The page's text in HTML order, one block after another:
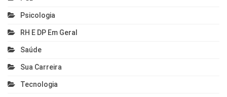
Psicologia
RH E DP Em Geral
Saúde
Sua Carreira
Tecnologia